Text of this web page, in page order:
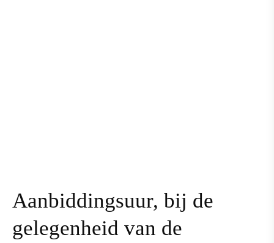
Aanbiddingsuur, bij de
gelegenheid van de